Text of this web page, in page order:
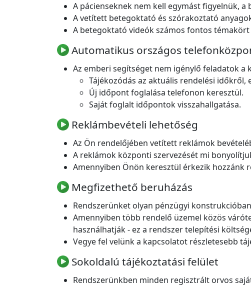
A pácienseknek nem kell egymást figyelnük,
A vetített betegoktató és szórakoztató
A betegoktató videók számos fontos
Automatikus országos
Az emberi segítséget nem igénylő feladatok
Tájékozódás az aktuális rendelési
Új időpont foglalása telefonon keresztül.
Saját foglalt időpontok visszahallgatása.
Reklámbevételi lehetőség
Az Ön rendelőjében vetített reklámok
A reklámok központi szervezését mi
Amennyiben Önön keresztül érkezik hozzánk
Megfizethető beruházás
Rendszerünket olyan pénzügyi
Amennyiben több rendelő üzemel közös
használhatják - ez a rendszer telepítési
Vegye fel velünk a kapcsolatot részletesebb
Sokoldalú tájékoztatási felület
Rendszerünkben minden regisztrált orvos